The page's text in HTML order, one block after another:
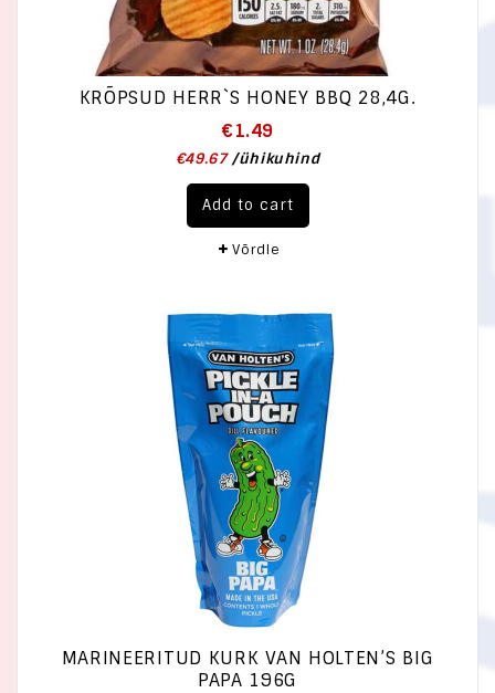
KRÕPSUD HERR`S HONEY BBQ 28,4G.
€1.49
€49.67 /ühikuhind
Add to cart
Võrdle
MARINEERITUD KURK VAN HOLTEN’S BIG
PAPA 196G